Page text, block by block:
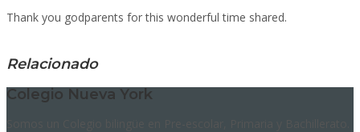
Thank you godparents for this wonderful time shared.
Relacionado
Colegio Nueva York